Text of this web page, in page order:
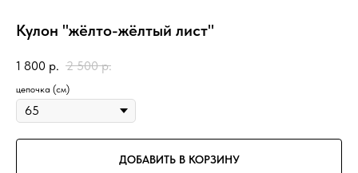
Кулон "жёлто-жёлтый лист"
1 800 р. 2 500 р.
цепочка (см)
ДОБАВИТЬ В КОРЗИНУ